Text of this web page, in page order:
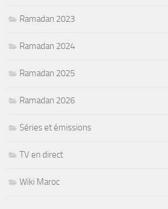
Ramadan 2023
Ramadan 2024
Ramadan 2025
Ramadan 2026
Séries et émissions
TV en direct
Wiki Maroc